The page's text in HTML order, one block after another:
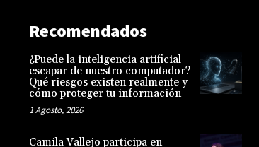
Recomendados
¿Puede la inteligencia artificial
escapar de nuestro computador?
Qué riesgos existen realmente y
cómo proteger tu información
1 Agosto, 2026
Camila Vallejo participa en